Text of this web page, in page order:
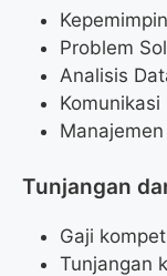
Problem
Analisis
Komunikasi
Tunjangan
Gaji
Tunjangan